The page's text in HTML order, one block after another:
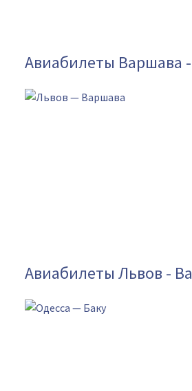
Авиабилеты Варшава
Авиабилеты Львов -